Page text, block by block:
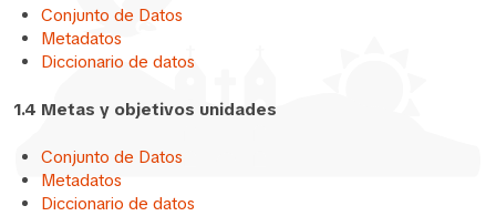
Conjunto de Datos
Metadatos
Diccionario de datos
1.4 Metas y objetivos unidades
Conjunto de Datos
Metadatos
Diccionario de datos